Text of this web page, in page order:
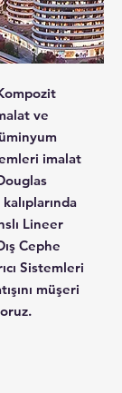
ve
imalat
Lineer
Cephe
Sistemleri
müşeri